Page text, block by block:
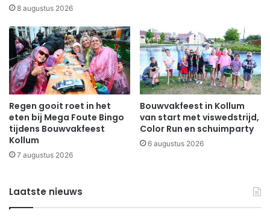
8 augustus 2026
Regen gooit roet in het
eten bij Mega Foute Bingo
tijdens Bouwvakfeest
Kollum
7 augustus 2026
Bouwvakfeest in Kollum
van start met viswedstrijd,
Color Run en schuimparty
6 augustus 2026
Laatste nieuws